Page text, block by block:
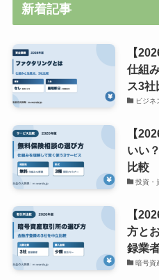
新着記事
【
仕組
ス3社
ビジネ
【
いい
比較
投資・
【
方と
録業
暗号資